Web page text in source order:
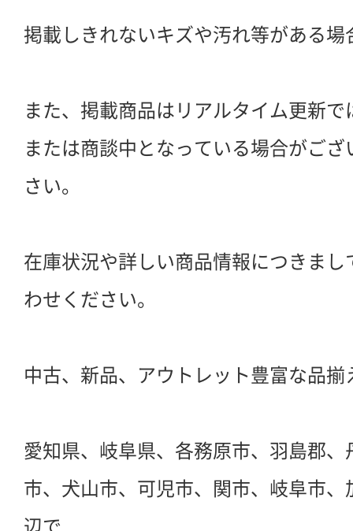
掲載しきれないキズや汚れ等がある場
また、掲載商品はリアルタイム更新
または商談中となっている場合がご
さい。
在庫状況や詳しい商品情報につきま
わせください。
中古、新品、アウトレット豊富な品揃
愛知県、岐阜県、各務原市、羽島郡
市、犬山市、可児市、関市、岐阜市
辺で